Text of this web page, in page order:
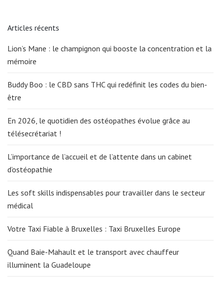
Articles récents
Lion’s Mane : le champignon qui booste la concentration et la
mémoire
Buddy Boo : le CBD sans THC qui redéfinit les codes du bien-
être
En 2026, le quotidien des ostéopathes évolue grâce au
télésecrétariat !
L’importance de l’accueil et de l’attente dans un cabinet
d’ostéopathie
Les soft skills indispensables pour travailler dans le secteur
médical
Votre Taxi Fiable à Bruxelles : Taxi Bruxelles Europe
Quand Baie-Mahault et le transport avec chauffeur
illuminent la Guadeloupe